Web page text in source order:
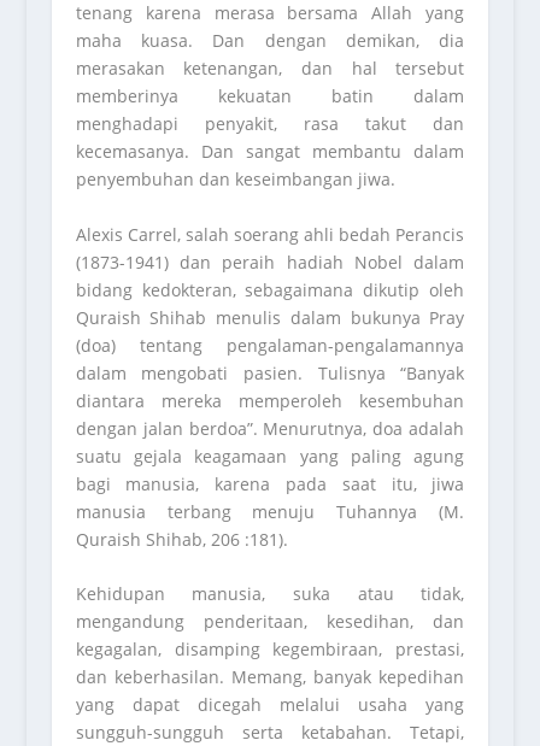
tenang karena merasa bersama Allah yang
maha kuasa. Dan dengan demikan, dia
merasakan ketenangan, dan hal tersebut
memberinya kekuatan batin dalam
menghadapi penyakit, rasa takut dan
kecemasanya. Dan sangat membantu dalam
penyembuhan dan keseimbangan jiwa.
Alexis Carrel, salah soerang ahli bedah Perancis
(1873-1941) dan peraih hadiah Nobel dalam
bidang kedokteran, sebagaimana dikutip oleh
Quraish Shihab menulis dalam bukunya Pray
(doa) tentang pengalaman-pengalamannya
dalam mengobati pasien. Tulisnya “Banyak
diantara mereka memperoleh kesembuhan
dengan jalan berdoa”. Menurutnya, doa adalah
suatu gejala keagamaan yang paling agung
bagi manusia, karena pada saat itu, jiwa
manusia terbang menuju Tuhannya (M.
Quraish Shihab, 206 :181).
Kehidupan manusia, suka atau tidak,
mengandung penderitaan, kesedihan, dan
kegagalan, disamping kegembiraan, prestasi,
dan keberhasilan. Memang, banyak kepedihan
yang dapat dicegah melalui usaha yang
sungguh-sungguh serta ketabahan. Tetapi,